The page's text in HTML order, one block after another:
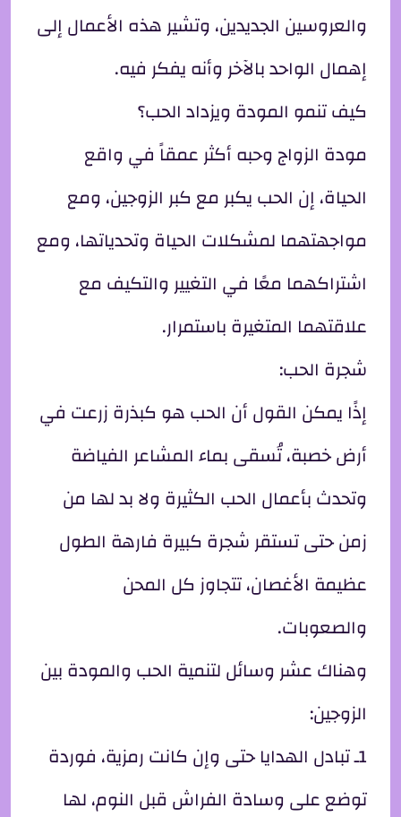
والعروسين الجديدين، وتشير هذه الأعمال إلى
إهمال الواحد بالآخر وأنه يفكر فيه.
كيف تنمو المودة ويزداد الحب؟
مودة الزواج وحبه أكثر عمقاً في واقع
الحياة، إن الحب يكبر مع كبر الزوجين، ومع
مواجهتهما لمشكلات الحياة وتحدياتها، ومع
اشتراكهما معًا في التغيير والتكيف مع
علاقتهما المتغيرة باستمرار.
شجرة الحب:
إذًا يمكن القول أن الحب هو كبذرة زرعت في
أرض خصبة، تُسقى بماء المشاعر الفياضة
وتحدث بأعمال الحب الكثيرة ولا بد لها من
زمن حتى تستقر شجرة كبيرة فارهة الطول
عظيمة الأغصان، تتجاوز كل المحن
والصعوبات.
وهناك عشر وسائل لتنمية الحب والمودة بين
الزوجين:
1ـ تبادل الهدايا حتى وإن كانت رمزية، فوردة
توضع على وسادة الفراش قبل النوم، لها